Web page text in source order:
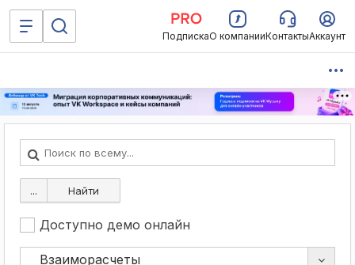
ПодпискаО компанииКонтактыАккаунт
... Найти
Доступно демо онлайн